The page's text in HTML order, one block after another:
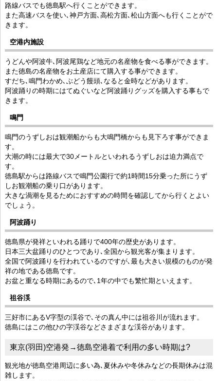
路線バスでも徳島駅へ行くことができます。
また高速バスを使い､神戸方面､高松方面､松山方面へも行くことがで
きます。
空港内施設
うどんや阿波牛､阿波尾鶏など地元の名産物を食べる事ができます。
また徳島の名産物をお土産店にて購入する事ができます。
すだち､鳴門わかめ､ぶどう饅頭､なると金時などがあります。
阿波踊りの時期にはてぬぐいなど阿波踊りグッズを購入する事もで
きます。
鳴門
鳴門のうずしおは観潮船からも大鳴門橋からも見下ろす事ができま
す。
大潮の時には最大で30メートルといわれるうずしおは迫力満点で
す。
徳島駅からは路線バスで鳴門公園行で約1時間15分乗った所にうず
しお観潮船の乗り口があります。
大きな渦潮を見るためにおすすめの時間を確認してから行くとよい
でしょう。
阿波踊り
徳島県が発祥といわれる踊りで400年の歴史があります。
日本三大盆踊りのひとつであり､全国から観光客が集まります。
全国で阿波踊りを行われているのですが､最も大きい規模のものが発
祥の地である徳島です。
お盆と重なる時期にあるので､1年の中でも繁忙期といえます。
祖谷渓
三好市にあるV字型の渓谷で､その真ん中には祖谷川が流れます。
徳島にはこの他ひの字渓谷などさまざまな渓谷があります。
東京(羽田)空港発→徳島空港着で利用の多い時期は?
観光地が徳島空港周辺に多い為､夏休みや冬休みなどの長期休みは混
雑します。